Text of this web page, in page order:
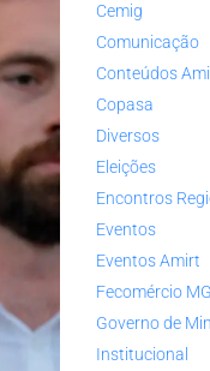
Cemig
Comunicação
Conteúdos
Copasa
Diversos
Eleições
Encontros
Eventos
Eventos Amirt
Fecomércio MG
Governo de
Institucional